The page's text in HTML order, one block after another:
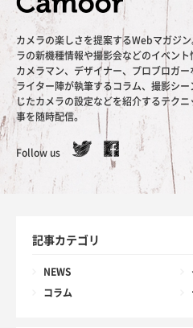
カメラの楽しさを提案するWebマガジン
ラの新機種情報や撮影会などのイベント
カメラマン、デザイナー、プロブロガー
ライター陣が執筆するコラム、撮影シー
じたカメラの設定などを紹介するテクニ
事を随時配信。
Follow us
記事カテゴリ
NEWS
コラム